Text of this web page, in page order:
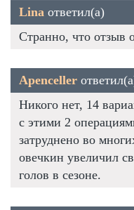
Lina ответил(а)
Странно, что отзыв
Apenceller
Никого нет, 14
с этими 2
затруднено во
овечкин увеличил
голов в сезоне.